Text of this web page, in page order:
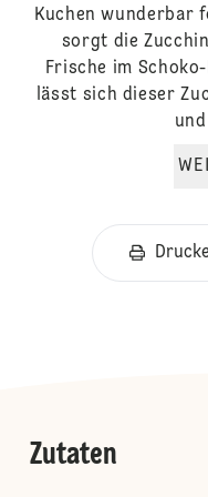
Kuchen wunderbar
sorgt die
Frische im
lässt sich dieser
Zutaten